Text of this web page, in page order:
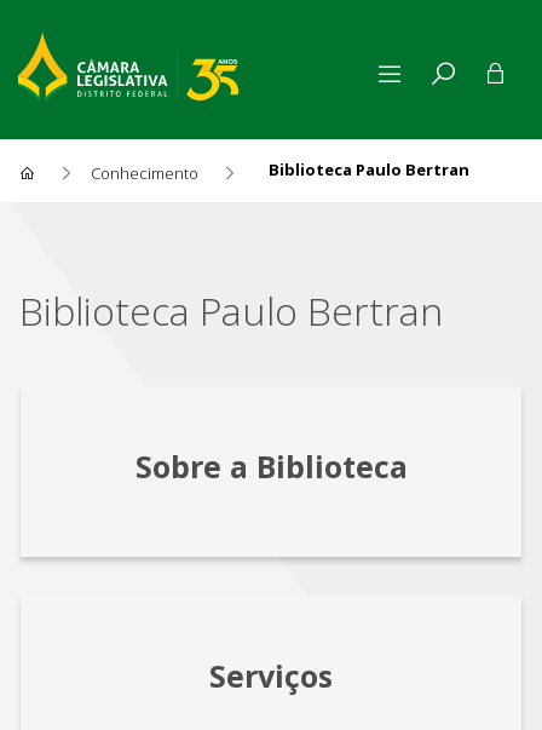
Conhecimento Biblioteca Paulo Bertran
Biblioteca Paulo Bertran
Sobre a Biblioteca
Serviços